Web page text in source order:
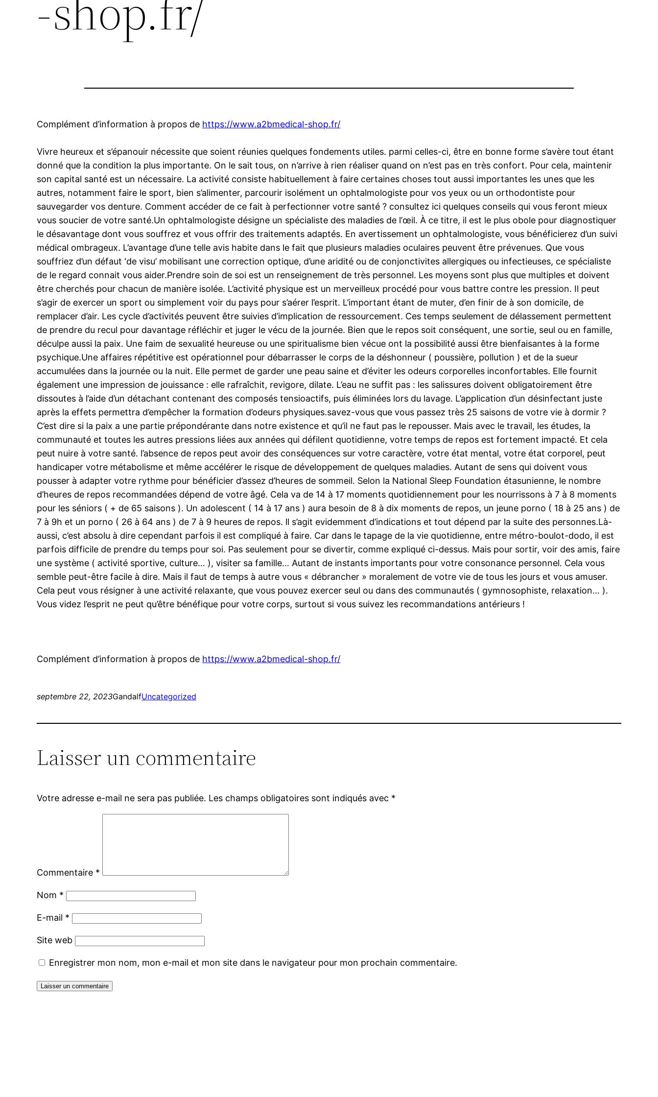
Complément d’information à propos de https://www.a2bmedical-shop.fr/
Vivre heureux et s’épanouir nécessite que soient réunies quelques fondements utiles. parmi celles-ci, être en bonne forme s’avère tout étant
donné que la condition la plus importante. On le sait tous, on n’arrive à rien réaliser quand on n’est pas en très confort. Pour cela, maintenir
son capital santé est un nécessaire. La activité consiste habituellement à faire certaines choses tout aussi importantes les unes que les
autres, notamment faire le sport, bien s’alimenter, parcourir isolément un ophtalmologiste pour vos yeux ou un orthodontiste pour
sauvegarder vos denture. Comment accéder de ce fait à perfectionner votre santé ? consultez ici quelques conseils qui vous feront mieux
vous soucier de votre santé.Un ophtalmologiste désigne un spécialiste des maladies de l’œil. À ce titre, il est le plus obole pour diagnostiquer
le désavantage dont vous souffrez et vous offrir des traitements adaptés. En avertissement un ophtalmologiste, vous bénéficierez d’un suivi
médical ombrageux. L’avantage d’une telle avis habite dans le fait que plusieurs maladies oculaires peuvent être prévenues. Que vous
souffriez d’un défaut ‘de visu’ mobilisant une correction optique, d’une aridité ou de conjonctivites allergiques ou infectieuses, ce spécialiste
de le regard connait vous aider.Prendre soin de soi est un renseignement de très personnel. Les moyens sont plus que multiples et doivent
être cherchés pour chacun de manière isolée. L’activité physique est un merveilleux procédé pour vous battre contre les pression. Il peut
s’agir de exercer un sport ou simplement voir du pays pour s’aérer l’esprit. L’important étant de muter, d’en finir de à son domicile, de
remplacer d’air. Les cycle d’activités peuvent être suivies d’implication de ressourcement. Ces temps seulement de délassement permettent
de prendre du recul pour davantage réfléchir et juger le vécu de la journée. Bien que le repos soit conséquent, une sortie, seul ou en famille,
déculpe aussi la paix. Une faim de sexualité heureuse ou une spiritualisme bien vécue ont la possibilité aussi être bienfaisantes à la forme
psychique.Une affaires répétitive est opérationnel pour débarrasser le corps de la déshonneur ( poussière, pollution ) et de la sueur
accumulées dans la journée ou la nuit. Elle permet de garder une peau saine et d’éviter les odeurs corporelles inconfortables. Elle fournit
également une impression de jouissance : elle rafraîchit, revigore, dilate. L’eau ne suffit pas : les salissures doivent obligatoirement être
dissoutes à l’aide d’un détachant contenant des composés tensioactifs, puis éliminées lors du lavage. L’application d’un désinfectant juste
après la effets permettra d’empêcher la formation d’odeurs physiques.savez-vous que vous passez très 25 saisons de votre vie à dormir ?
C’est dire si la paix a une partie prépondérante dans notre existence et qu’il ne faut pas le repousser. Mais avec le travail, les études, la
communauté et toutes les autres pressions liées aux années qui défilent quotidienne, votre temps de repos est fortement impacté. Et cela
peut nuire à votre santé. l’absence de repos peut avoir des conséquences sur votre caractère, votre état mental, votre état corporel, peut
handicaper votre métabolisme et même accélérer le risque de développement de quelques maladies. Autant de sens qui doivent vous
pousser à adapter votre rythme pour bénéficier d’assez d’heures de sommeil. Selon la National Sleep Foundation étasunienne, le nombre
d’heures de repos recommandées dépend de votre âgé. Cela va de 14 à 17 moments quotidiennement pour les nourrissons à 7 à 8 moments
pour les séniors ( + de 65 saisons ). Un adolescent ( 14 à 17 ans ) aura besoin de 8 à dix moments de repos, un jeune porno ( 18 à 25 ans ) de
7 à 9h et un porno ( 26 à 64 ans ) de 7 à 9 heures de repos. ll s’agit evidemment d’indications et tout dépend par la suite des personnes.Là-
aussi, c’est absolu à dire cependant parfois il est compliqué à faire. Car dans le tapage de la vie quotidienne, entre métro-boulot-dodo, il est
parfois difficile de prendre du temps pour soi. Pas seulement pour se divertir, comme expliqué ci-dessus. Mais pour sortir, voir des amis, faire
une système ( activité sportive, culture… ), visiter sa famille… Autant de instants importants pour votre consonance personnel. Cela vous
semble peut-être facile à dire. Mais il faut de temps à autre vous « débrancher » moralement de votre vie de tous les jours et vous amuser.
Cela peut vous résigner à une activité relaxante, que vous pouvez exercer seul ou dans des communautés ( gymnosophiste, relaxation… ).
Vous videz l’esprit ne peut qu’être bénéfique pour votre corps, surtout si vous suivez les recommandations antérieurs !
Complément d’information à propos de https://www.a2bmedical-shop.fr/
septembre 22, 2023GandalfUncategorized
Laisser un commentaire
Votre adresse e-mail ne sera pas publiée. Les champs obligatoires sont indiqués avec *
Commentaire *
Nom *
E-mail *
Site web
Enregistrer mon nom, mon e-mail et mon site dans le navigateur pour mon prochain commentaire.